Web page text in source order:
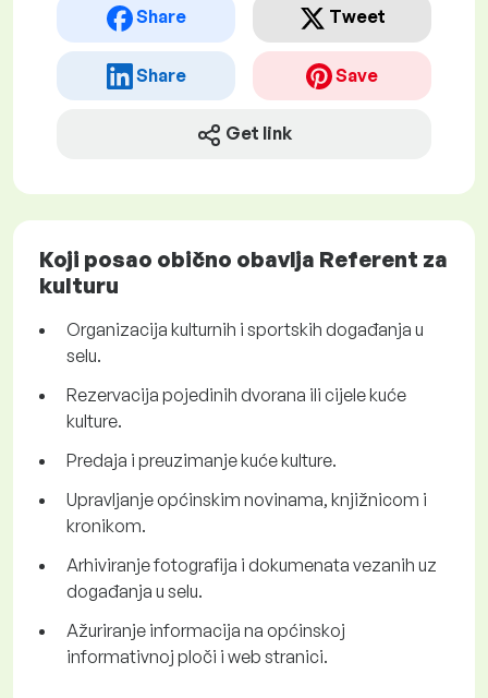
Share Tweet
Share Save
Get link
Koji posao obično obavlja Referent za
kulturu
Organizacija kulturnih i sportskih događanja u
selu.
Rezervacija pojedinih dvorana ili cijele kuće
kulture.
Predaja i preuzimanje kuće kulture.
Upravljanje općinskim novinama, knjižnicom i
kronikom.
Arhiviranje fotografija i dokumenata vezanih uz
događanja u selu.
Ažuriranje informacija na općinskoj
informativnoj ploči i web stranici.